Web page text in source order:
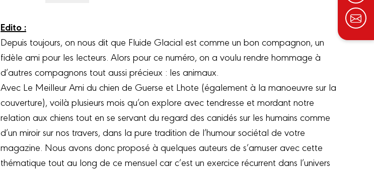
Edito :
Depuis toujours, on nous dit que Fluide Glacial est comme un bon compagnon, un
fidèle ami pour les lecteurs. Alors pour ce numéro, on a voulu rendre hommage à
d’autres compagnons tout aussi précieux : les animaux.
Avec Le Meilleur Ami du chien de Guerse et Lhote (également à la manoeuvre sur la
couverture), voilà plusieurs mois qu’on explore avec tendresse et mordant notre
relation aux chiens tout en se servant du regard des canidés sur les humains comme
d’un miroir sur nos travers, dans la pure tradition de l’humour sociétal de votre
magazine. Nous avons donc proposé à quelques auteurs de s’amuser avec cette
thématique tout au long de ce mensuel car c’est un exercice récurrent dans l’univers